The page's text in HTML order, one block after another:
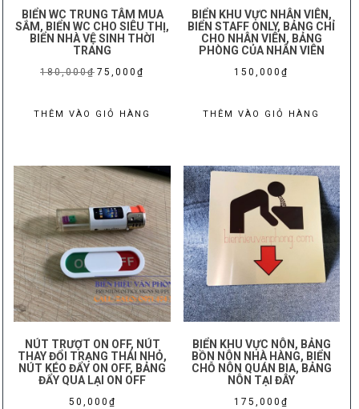
BIỂN WC TRUNG TÂM MUA
SẮM, BIỂN WC CHO SIÊU THỊ,
BIỂN NHÀ VỆ SINH THỜI
TRANG
180,000₫ Giá
là:
75,000 ₫
tại
THÊM VÀO GIỎ HÀNG
BIỂN KHU VỰC NHÂN VIÊN,
BIỂN STAFF ONLY, BẢNG CHỈ
CHO NHÂN VIÊN, BẢNG
PHÒNG CỦA NHÂN VIÊN
150,000₫
THÊM VÀO GIỎ HÀNG
NÚT TRƯỢT ON OFF, NÚT
THAY ĐỔI TRẠNG THÁI NHỎ,
NÚT KÉO ĐẨY ON OFF, BẢNG
ĐẨY QUA LẠI ON OFF
50,000 ₫
BIỂN KHU VỰC NÔN, BẢNG
BỒN NÔN NHÀ HÀNG, BIỂN
CHỖ NÔN QUÁN BIA, BẢNG
NÔN TẠI ĐÂY
175,000₫